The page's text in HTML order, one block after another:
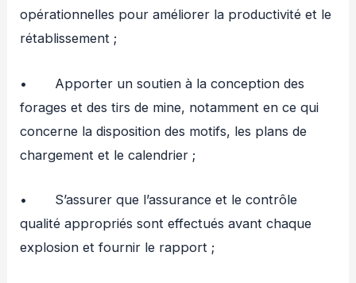
opérationnelles pour améliorer la productivité et le
rétablissement ;
• Apporter un soutien à la conception des
forages et des tirs de mine, notamment en ce qui
concerne la disposition des motifs, les plans de
chargement et le calendrier ;
• S’assurer que l’assurance et le contrôle
qualité appropriés sont effectués avant chaque
explosion et fournir le rapport ;